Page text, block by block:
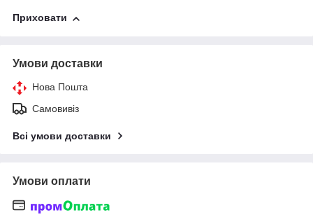
Приховати
Умови доставки
Нова Пошта
Самовивіз
Всі умови доставки
Умови оплати